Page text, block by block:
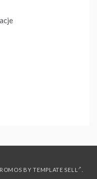
BYTEMPLATE SELL